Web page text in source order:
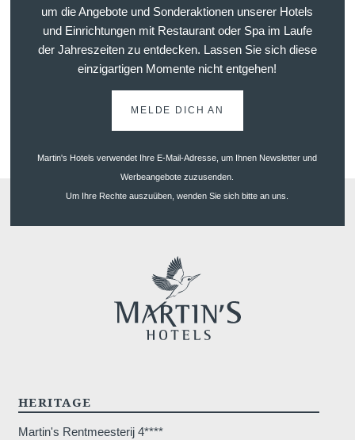
um die Angebote und Sonderaktionen unserer Hotels
und Einrichtungen mit Restaurant oder Spa im Laufe
der Jahreszeiten zu entdecken. Lassen Sie sich diese
einzigartigen Momente nicht entgehen!
MELDE DICH AN
Martin's Hotels verwendet Ihre E-Mail-Adresse, um Ihnen Newsletter und
Werbeangebote zuzusenden.
Um Ihre Rechte auszuüben, wenden Sie sich bitte an uns.
HERITAGE
Martin's Rentmeesterij 4****